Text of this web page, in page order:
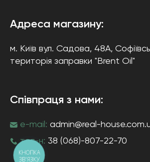
Адреса магазину:
м. Київ вул. Садова, 48А,
територія заправки "Brent Oil"
Співпраця з нами:
e-mail: admin@real-
тел-н: 38 (068)-807-22-70
КНОПКА
ЗВ'ЯЗКУ